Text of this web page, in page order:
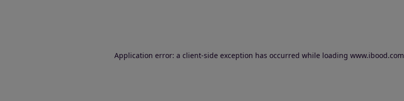
Application error: a client-side exception has occurred while loading www.ibood.com